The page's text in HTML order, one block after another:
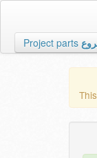
Project parts